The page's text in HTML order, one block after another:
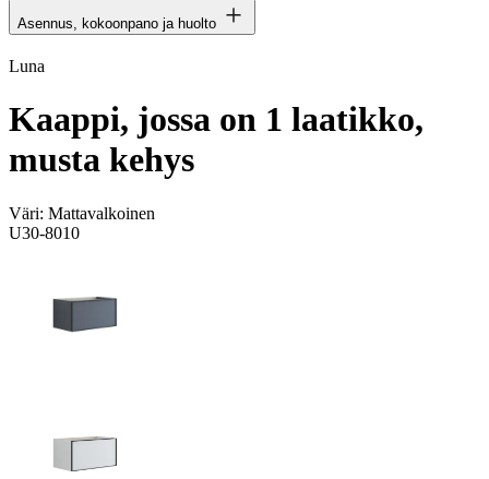
Asennus, kokoonpano ja huolto
Luna
Kaappi, jossa on 1 laatikko,
musta kehys
Väri: Mattavalkoinen
U30-8010